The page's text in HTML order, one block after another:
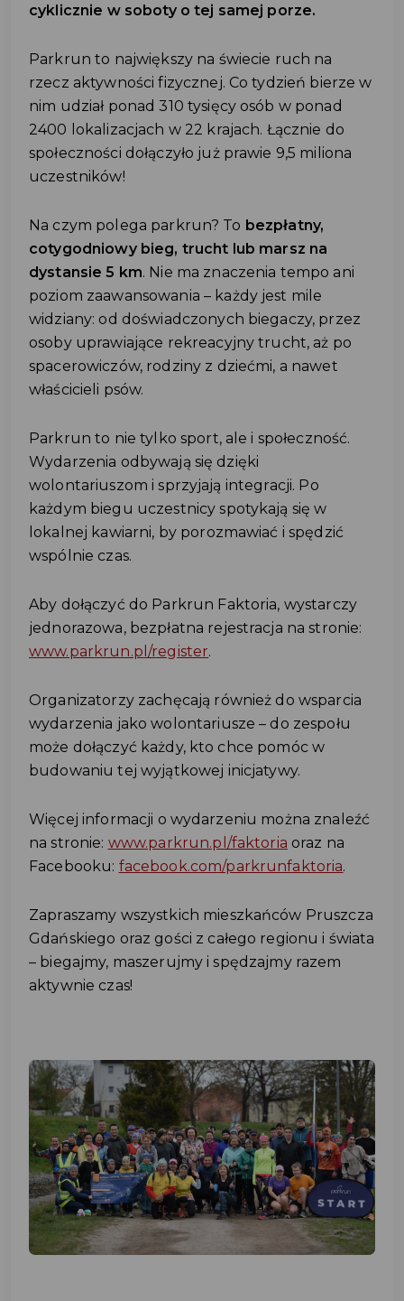
cyklicznie w soboty o tej samej porze.
Parkrun to największy na świecie ruch na
rzecz aktywności fizycznej. Co tydzień bierze w
nim udział ponad 310 tysięcy osób w ponad
2400 lokalizacjach w 22 krajach. Łącznie do
społeczności dołączyło już prawie 9,5 miliona
uczestników!
Na czym polega parkrun? To bezpłatny,
cotygodniowy bieg, trucht lub marsz na
dystansie 5 km. Nie ma znaczenia tempo ani
poziom zaawansowania – każdy jest mile
widziany: od doświadczonych biegaczy, przez
osoby uprawiające rekreacyjny trucht, aż po
spacerowiczów, rodziny z dziećmi, a nawet
właścicieli psów.
Parkrun to nie tylko sport, ale i społeczność.
Wydarzenia odbywają się dzięki
wolontariuszom i sprzyjają integracji. Po
każdym biegu uczestnicy spotykają się w
lokalnej kawiarni, by porozmawiać i spędzić
wspólnie czas.
Aby dołączyć do Parkrun Faktoria, wystarczy
jednorazowa, bezpłatna rejestracja na stronie:
www.parkrun.pl/register.
Organizatorzy zachęcają również do wsparcia
wydarzenia jako wolontariusze – do zespołu
może dołączyć każdy, kto chce pomóc w
budowaniu tej wyjątkowej inicjatywy.
Więcej informacji o wydarzeniu można znaleźć
na stronie: www.parkrun.pl/faktoria oraz na
Facebooku: facebook.com/parkrunfaktoria.
Zapraszamy wszystkich mieszkańców Pruszcza
Gdańskiego oraz gości z całego regionu i świata
– biegajmy, maszerujmy i spędzajmy razem
aktywnie czas!